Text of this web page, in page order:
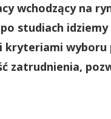
wchodzący na
po studiach
kryteriami wyboru
zatrudnienia,